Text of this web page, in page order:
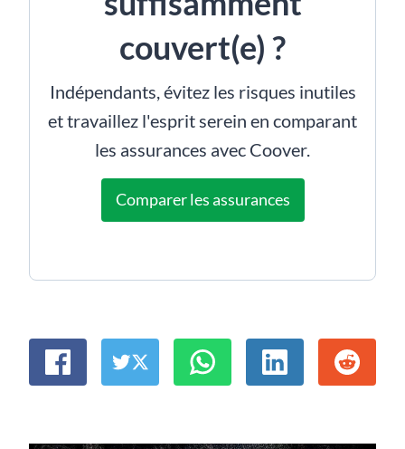
couvert(e) ?
Indépendants, évitez les risques inutiles
et travaillez l'esprit serein en comparant
les assurances avec Coover.
Comparer les assurances